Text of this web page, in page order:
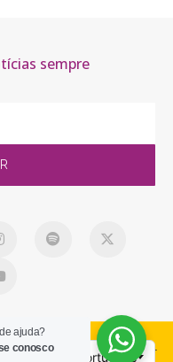
sempre
© 2018-2026 -
ajuda?
conosco